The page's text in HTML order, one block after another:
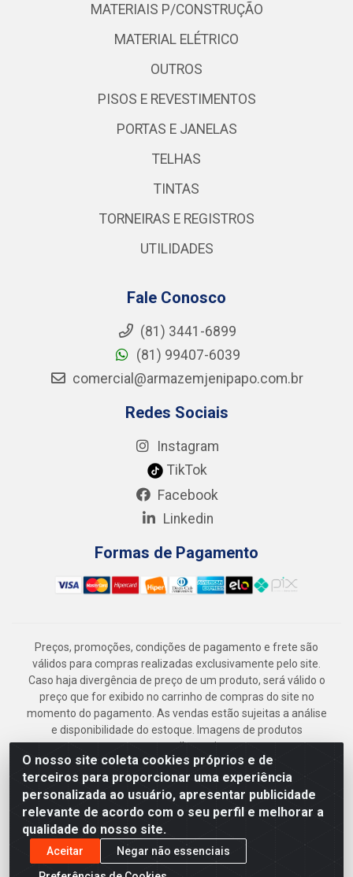
O nosso site coleta cookies próprios e de
terceiros para proporcionar uma experiência
personalizada ao usuário, apresentar publicidade
relevante de acordo com o seu perfil e melhorar a
qualidade do nosso site.
Aceitar
Negar não essenciais
MATERIAIS P/CONSTRUÇÃO
MATERIAL ELÉTRICO
OUTROS
PISOS E REVESTIMENTOS
PORTAS E JANELAS
TELHAS
TINTAS
TORNEIRAS E REGISTROS
UTILIDADES
Fale Conosco
(81) 3441-6899
(81) 99407-6039
comercial@armazemjenipapo.com.br
Redes Sociais
Instagram
TikTok
Facebook
Linkedin
Formas de Pagamento
Preços, promoções, condições de pagamento e frete são
válidos para compras realizadas exclusivamente pelo site.
Caso haja divergência de preço de um produto, será válido o
preço que for exibido no carrinho de compras do site no
momento do pagamento. As vendas estão sujeitas a análise
e disponibilidade do estoque. Imagens de produtos
meramente ilustrativas.
Armazém Jenipapo Materiais de Construção em Geral
LTDA - Rua das Flores, 2691 - Guabiraba, Recife/PE - CEP
52.291-630 - CNPJ 41.097.379/0001-